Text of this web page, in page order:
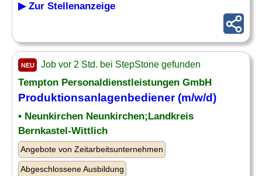
▶ Zur Stellenanzeige
NEU Job vor 2 Std. bei StepStone gefunden
Tempton Personaldienstleistungen GmbH
Produktionsanlagenbediener (m/w/d)
• Neunkirchen Neunkirchen;Landkreis
Bernkastel-Wittlich
Angebote von Zeitarbeitsunternehmen
Abgeschlossene Ausbildung